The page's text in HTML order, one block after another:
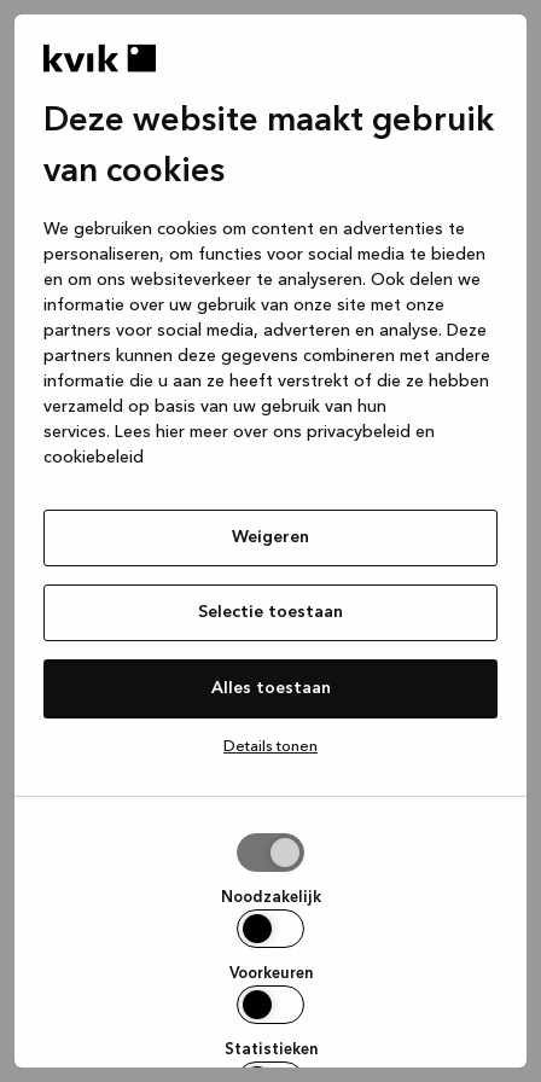
Deze website maakt gebruik
van cookies
We gebruiken cookies om content en advertenties te
personaliseren, om functies voor social media te bieden
en om ons websiteverkeer te analyseren. Ook delen we
informatie over uw gebruik van onze site met onze
partners voor social media, adverteren en analyse. Deze
partners kunnen deze gegevens combineren met andere
informatie die u aan ze heeft verstrekt of die ze hebben
verzameld op basis van uw gebruik van hun
services. Lees hier meer over ons privacybeleid en
cookiebeleid
Weigeren
Selectie toestaan
Alles toestaan
Details tonen
Noodzakelijk
Voorkeuren
Statistieken
(see the browser console for more
information).